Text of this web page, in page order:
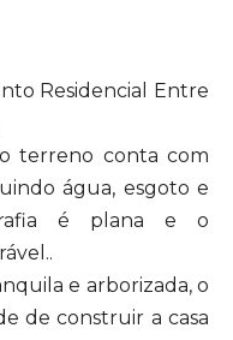
Residencial Entre
terreno conta com
água, esgoto e
é plana e o
e arborizada, o
de construir a casa